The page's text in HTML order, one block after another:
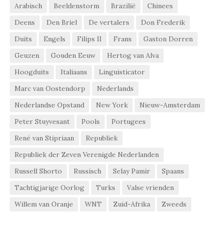
Arabisch
Beeldenstorm Brazilië
Chinees
Deens
Den Briel De vertalers
Don Frederik
Duits
Engels Filips II Frans
Gaston Dorren
Geuzen
Gouden Eeuw
Hertog van Alva
Hoogduits
Italiaans
Linguisticator
Marc van Oostendorp
Nederlands
Nederlandse Opstand
New York
Nieuw-Amsterdam
Peter Stuyvesant
Pools
Portugees
René van Stipriaan
Republiek
Republiek der Zeven Verenigde Nederlanden
Russell Shorto
Russisch Selay Pamir
Spaans
Tachtigjarige Oorlog
Turks
Valse vrienden
Willem van Oranje
WNT Zuid-Afrika Zweeds